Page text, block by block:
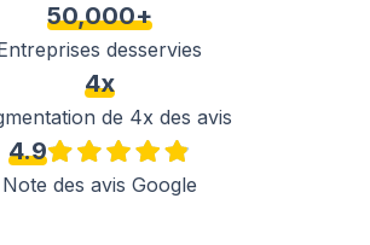
50,000+
desservies
4x
de 4x des avis
4.9
Note des avis Google